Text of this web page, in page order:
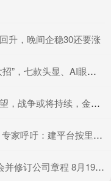
升，晚间企稳30还要涨
镜在研，2027年会是大爆发期
，金价有望继续吸引避险买盘
吁：建平台按里程收费
程 8月19日召开临时股东大会